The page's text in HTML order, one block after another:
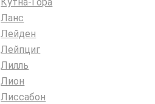
Ланс
Лейден
Лейпциг
Лилль
Лион
Лиссабон